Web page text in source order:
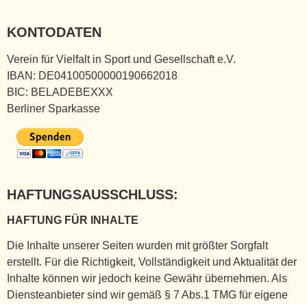
KONTODATEN
Verein für Vielfalt in Sport und Gesellschaft e.V.
IBAN: DE04100500000190662018
BIC: BELADEBEXXX
Berliner Sparkasse
HAFTUNGSAUSSCHLUSS:
HAFTUNG FÜR INHALTE
Die Inhalte unserer Seiten wurden mit größter Sorgfalt
erstellt. Für die Richtigkeit, Vollständigkeit und Aktualität der
Inhalte können wir jedoch keine Gewähr übernehmen. Als
Diensteanbieter sind wir gemäß § 7 Abs.1 TMG für eigene